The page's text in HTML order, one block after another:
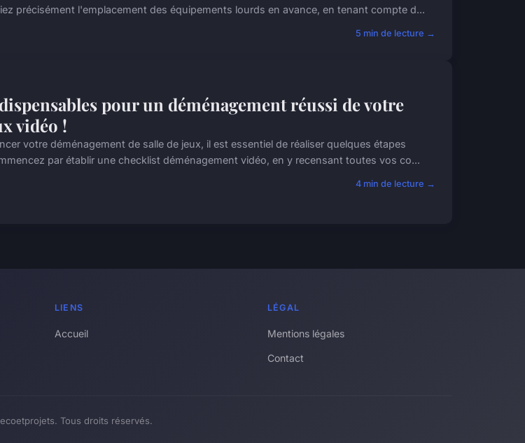
précisément l'emplacement des équipements lourds en avance, en tenant compte d...
5 min de lecture →
pour un déménagement réussi de votre
vidéo !
votre déménagement de salle de jeux, il est essentiel de réaliser quelques étapes
par établir une checklist déménagement vidéo, en y recensant toutes vos co...
4 min de lecture →
LIENS
Accueil
LÉGAL
Mentions légales
Contact
Tous droits réservés.